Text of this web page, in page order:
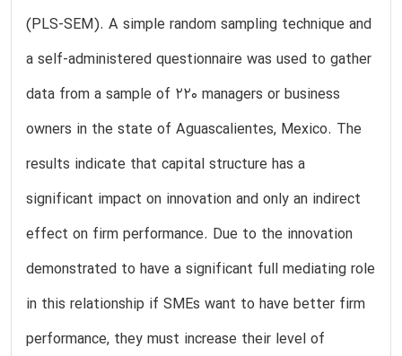
(PLS-SEM). A simple random sampling technique and
a self-administered questionnaire was used to gather
data from a sample of 220 managers or business
owners in the state of Aguascalientes, Mexico. The
results indicate that capital structure has a
significant impact on innovation and only an indirect
effect on firm performance. Due to the innovation
demonstrated to have a significant full mediating role
in this relationship if SMEs want to have better firm
performance, they must increase their level of